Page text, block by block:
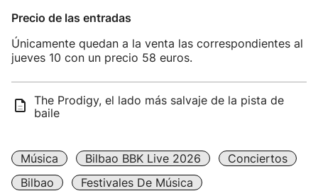
Precio de las entradas
Únicamente quedan a la venta las correspondientes al
jueves 10 con un precio 58 euros.
The Prodigy, el lado más salvaje de la pista de
baile
Música Bilbao BBK Live 2026
Conciertos
Bilbao
Festivales De Música